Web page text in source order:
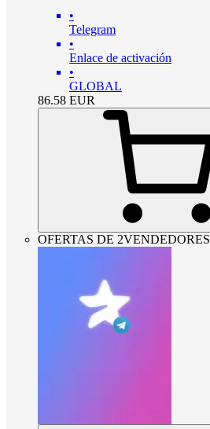
•
Telegram
•
Enlace de activación
•
GLOBAL
86.58 EUR
OFERTAS DE 2VENDEDORES